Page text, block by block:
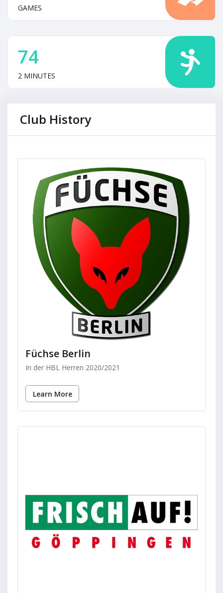
GAMES
74
2 MINUTES
Club History
Füchse Berlin
In der HBL Herren 2020/2021
Learn More